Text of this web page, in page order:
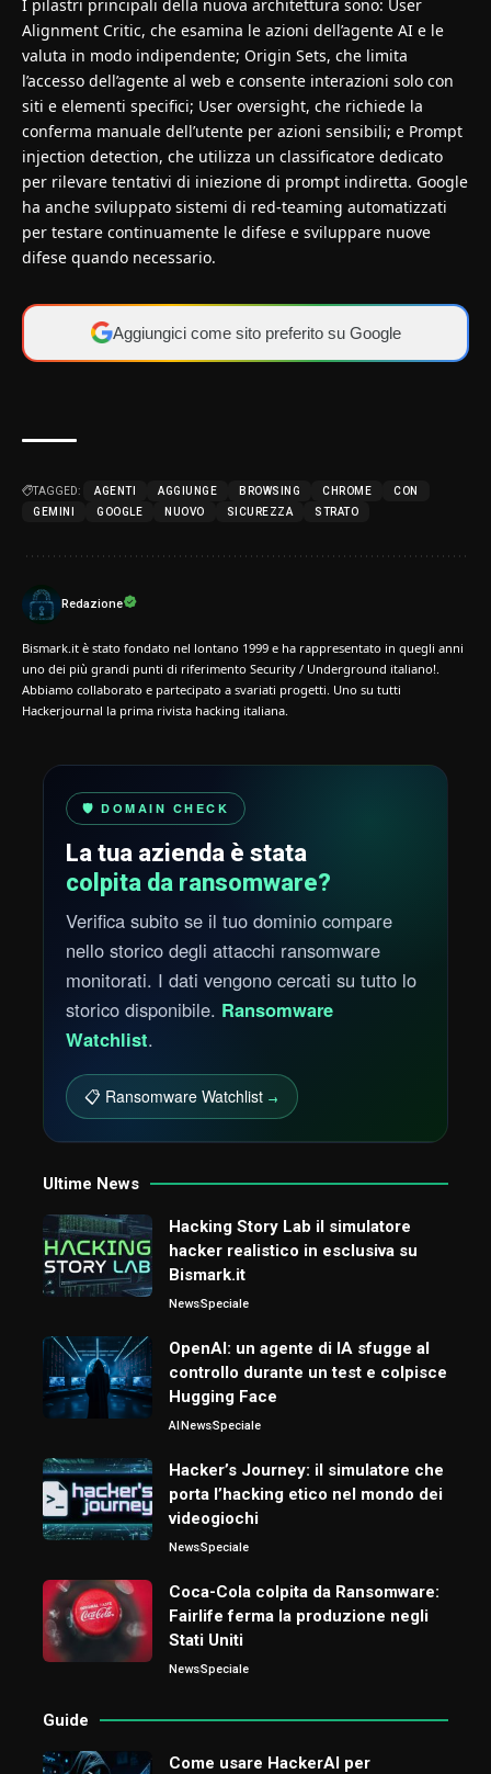
I pilastri principali della nuova architettura sono: User
Alignment Critic, che esamina le azioni dell’agente AI e le
valuta in modo indipendente; Origin Sets, che limita
l’accesso dell’agente al web e consente interazioni solo con
siti e elementi specifici; User oversight, che richiede la
conferma manuale dell’utente per azioni sensibili; e Prompt
injection detection, che utilizza un classificatore dedicato
per rilevare tentativi di iniezione di prompt indiretta. Google
ha anche sviluppato sistemi di red-teaming automatizzati
per testare continuamente le difese e sviluppare nuove
difese quando necessario.
Aggiungici come sito preferito su Google
TAGGED: AGENTI AGGIUNGE BROWSING CHROME
CON
GEMINI
GOOGLE NUOVO SICUREZZA STRATO
Redazione
Bismark.it è stato fondato nel lontano 1999 e ha rappresentato in quegli anni
uno dei più grandi punti di riferimento Security / Underground italiano!.
Abbiamo collaborato e partecipato a svariati progetti. Uno su tutti
Hackerjournal la prima rivista hacking italiana.
🛡️ DOMAIN CHECK
La tua azienda è stata
colpita da ransomware?
Verifica subito se il tuo dominio compare
nello storico degli attacchi ransomware
monitorati. I dati vengono cercati su tutto lo
storico disponibile. Ransomware
Watchlist.
📋 Ransomware Watchlist →
Ultime News
Hacking Story Lab il simulatore
hacker realistico in esclusiva su
Bismark.it
NewsSpeciale
OpenAI: un agente di IA sfugge al
controllo durante un test e colpisce
Hugging Face
AINewsSpeciale
Hacker’s Journey: il simulatore che
porta l’hacking etico nel mondo dei
videogiochi
NewsSpeciale
Coca-Cola colpita da Ransomware:
Fairlife ferma la produzione negli
Stati Uniti
NewsSpeciale
Guide
Come usare HackerAI per